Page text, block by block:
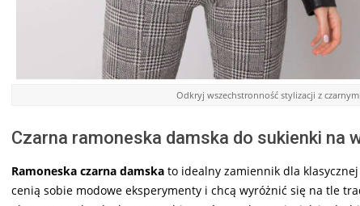
Odkryj wszechstronność stylizacji z
Czarna ramoneska damska do sukienki na
Ramoneska czarna damska to idealny zamiennik dla
cenią sobie modowe eksperymenty i chcą wyróżnić się na tle